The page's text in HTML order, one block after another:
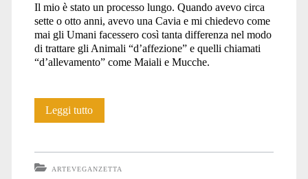
Il mio è stato un processo lungo. Quando avevo circa
sette o otto anni, avevo una Cavia e mi chiedevo come
mai gli Umani facessero così tanta differenza nel modo
di trattare gli Animali “d’affezione” e quelli chiamati
“d’allevamento” come Maiali e Mucche.
Leggi tuttoIntervista
ARTEVEGANZETTA